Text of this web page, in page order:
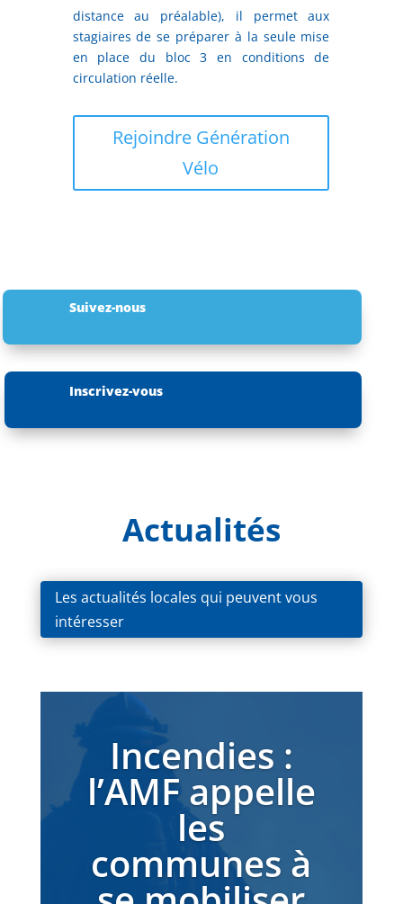
distance au préalable), il permet aux
stagiaires de se préparer à la seule mise
en place du bloc 3 en conditions de
circulation réelle.
Rejoindre Génération
Vélo
Suivez-nous
Inscrivez-vous
Actualités
Les actualités locales qui peuvent vous
intéresser
Incendies :
l’AMF appelle
les
communes à